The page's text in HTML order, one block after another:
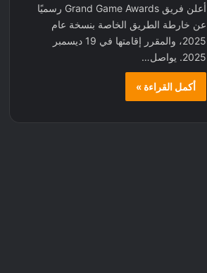
أعلن فريق Grand Game Awards رسميًا
عن خارطة الطريق الخاصة بنسخة عام
2025، والمقرر إقامتها في 19 ديسمبر
2025. يواصل…
أكمل القراءة »